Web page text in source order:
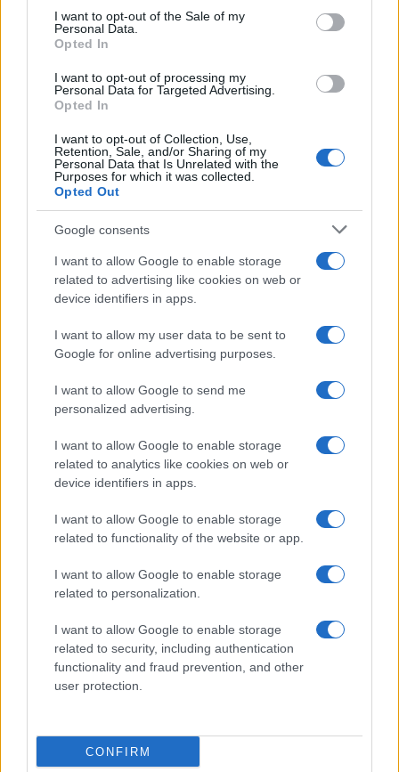
services and may gather and store information including but
not limited to your visit or usage behaviour. You may click to
grant or deny consent to Google and its third-party tags to
consent section.
I want to opt-out of the Sale of my
Personal Data.
Opted In
I want to opt-out of processing my
Personal Data for Targeted Advertising.
Opted In
I want to opt-out of Collection, Use,
Retention, Sale, and/or Sharing of my
Personal Data that Is Unrelated with the
Purposes for which it was collected.
Opted Out
Google consents
I want to allow Google to enable storage
related to advertising like cookies on web or
device identifiers in apps.
I want to allow my user data to be sent to
Google for online advertising purposes.
I want to allow Google to send me
personalized advertising.
I want to allow Google to enable storage
related to analytics like cookies on web or
device identifiers in apps.
I want to allow Google to enable storage
related to functionality of the website or app.
I want to allow Google to enable storage
related to personalization.
I want to allow Google to enable storage
related to security, including authentication
functionality and fraud prevention, and other
user protection.
CONFIRM
CHI SIAMO CONTATTI PUBBLICITÀ LAVORA CON NOI
OTTO CHANNEL
Iscritto al Registro degli Operatori di Comunicazione n. 37512
© Riproduzione Riservata – Ne è consentita esclusivamente una